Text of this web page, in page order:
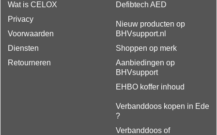
Wat is CELOX
Privacy
Voorwaarden
Diensten
Retourneren
Defibtech AED
Nieuw producten op
BHVsupport.nl
Shoppen op merk
Aanbiedingen op
BHVsupport
EHBO koffer inhoud
Verbanddoos kopen in Ede
?
Verbanddoos of